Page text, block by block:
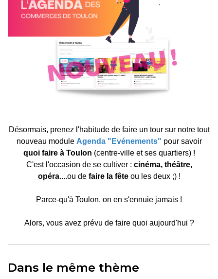
Désormais, prenez l'habitude de faire un tour sur notre tout
nouveau module Agenda "Evénements" pour savoir
quoi faire à Toulon (centre-ville et ses quartiers) !
C'est l'occasion de se cultiver : cinéma, théâtre,
opéra....ou defaire la fête ou les deux ;) !
Parce-qu'à Toulon, on en s'ennuie jamais !
Alors, vous avez prévu de faire quoi aujourd'hui ?
Dans le même thème